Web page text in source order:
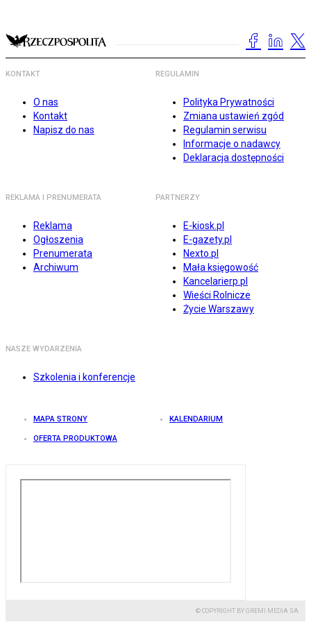
KONTAKT
O nas
Kontakt
Napisz do nas
REGULAMIN
Polityka Prywatności
Zmiana ustawień zgód
Regulamin serwisu
Informacje o nadawcy
Deklaracja dostępności
REKLAMA I PRENUMERATA
Reklama
Ogłoszenia
Prenumerata
Archiwum
PARTNERZY
E-kiosk.pl
E-gazety.pl
Nexto.pl
Mała księgowość
Kancelarierp.pl
Wieści Rolnicze
Życie Warszawy
NASZE WYDARZENIA
Szkolenia i konferencje
MAPA STRONY KALENDARIUM
OFERTA PRODUKTOWA
© COPYRIGHT BY GREMI MEDIA SA